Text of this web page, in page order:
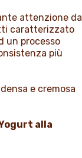
attenzione da
caratterizzato
un processo
più
e cremosa
alla